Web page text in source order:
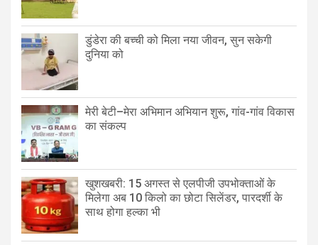
डुंडेरा की बच्ची को मिला नया जीवन, सुन सकेगी
दुनिया को
मेरी बेटी–मेरा अभिमान अभियान शुरू, गांव-गांव विकास
का संकल्प
खुशखबरी: 15 अगस्त से एलपीजी उपभोक्ताओं के
मिलेगा अब 10 किलो का छोटा सिलेंडर, पारदर्शी के
साथ होगा हल्का भी